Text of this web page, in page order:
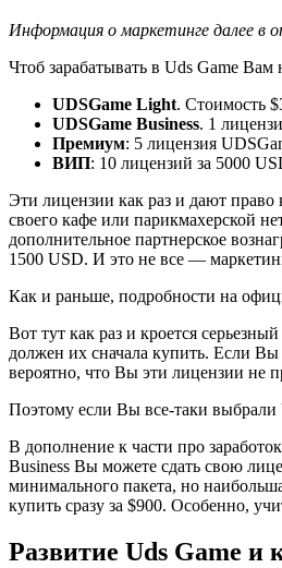
Информация о маркетинге далее в
Чтоб зарабатывать в Uds Game
UDSGame Light. Стоимость
UDSGame Business. 1
Премиум: 5 лицензия
ВИП: 10 лицензий за 5000
Эти лицензии как раз и дают право
своего кафе или парикмахерской
дополнительное партнерское
1500 USD. И это не все —
Как и раньше, подробности на
Вот тут как раз и кроется
должен их сначала купить. Если
вероятно, что Вы эти лицензии не
Поэтому если Вы все-таки выбрали
В дополнение к части про
Business Вы можете сдать свою
минимального пакета, но
купить сразу за $900. Особенно,
Развитие Uds Game и